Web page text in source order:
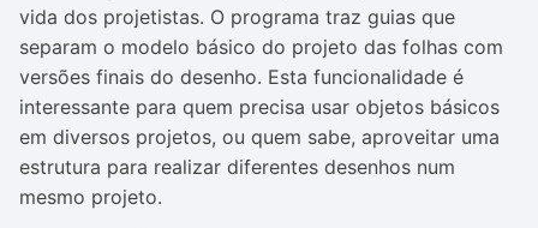
vida dos projetistas. O programa traz guias que
separam o modelo básico do projeto das folhas com
versões finais do desenho. Esta funcionalidade é
interessante para quem precisa usar objetos básicos
em diversos projetos, ou quem sabe, aproveitar uma
estrutura para realizar diferentes desenhos num
mesmo projeto.